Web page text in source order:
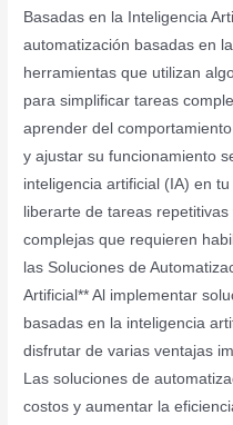
Basadas en la Inteligencia
automatización basadas en
herramientas que utilizan
para simplificar tareas
aprender del
y ajustar su funcionamiento
inteligencia artificial (IA) en
liberarte de tareas
complejas que requieren
las Soluciones de
Artificial** Al implementar
basadas en la inteligencia
disfrutar de varias ventajas
Las soluciones de
costos y aumentar la